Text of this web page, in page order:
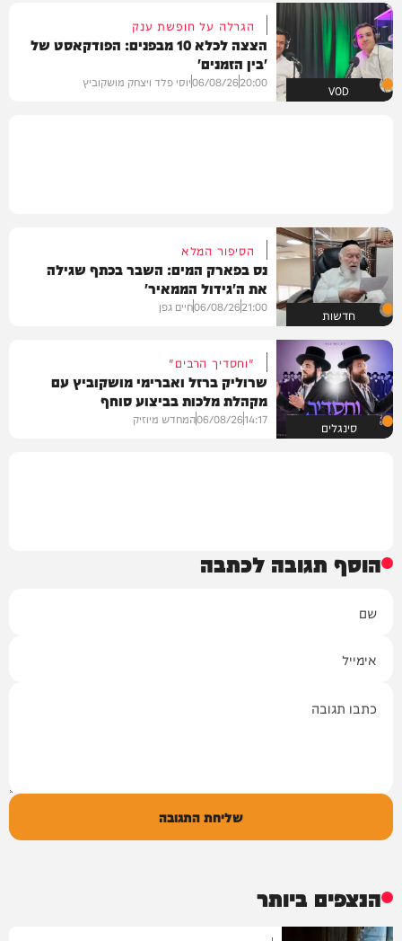
VOD
הגרלה על חופשת ענק
הצצה לכלא 10 מבפנים: הפודקאסט של
'בין הזמנים'
20:00
06/08/26יוסי פלד ויצחק מושקוביץ
חדשות
הסיפור המלא
נס בפארק המים: השבר בכתף שגילה
את ה'גידול הממאיר'
21:00
06/08/26חיים גפן
סינגלים
"וחסדיך הרבים"
שרוליק ברזל ואברימי מושקוביץ עם
מקהלת מלכות בביצוע סוחף
14:17
06/08/26המחדש מיוזיק
הוסף תגובה לכתבה
שליחת התגובה
הנצפים ביותר